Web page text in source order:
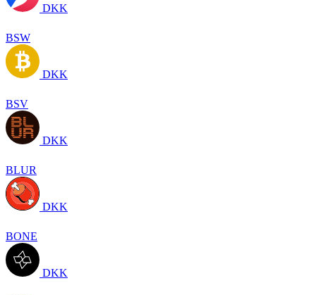
DKK
BSW
DKK
BSV
DKK
BLUR
DKK
BONE
DKK